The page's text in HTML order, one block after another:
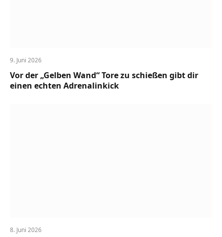
9. Juni 2026
Vor der „Gelben Wand“ Tore zu schießen gibt dir
einen echten Adrenalinkick
8. Juni 2026